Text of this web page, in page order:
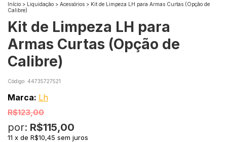
Início > Liquidação > Acessórios > Kit de Limpeza LH para Armas Curtas (Opção de
Calibre)
Kit de Limpeza LH para
Armas Curtas (Opção de
Calibre)
Código: 44735727521
Marca: Lh
R$123,00
por: R$115,00
11 x de R$10,45 sem juros